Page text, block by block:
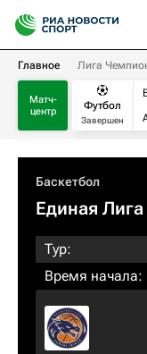
Главное Лига
Матч-
центр
Футбол
Завершен
Баскетбол
Единая
Тур:
Время начала: